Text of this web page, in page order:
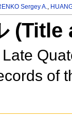
Sergey A.,
of